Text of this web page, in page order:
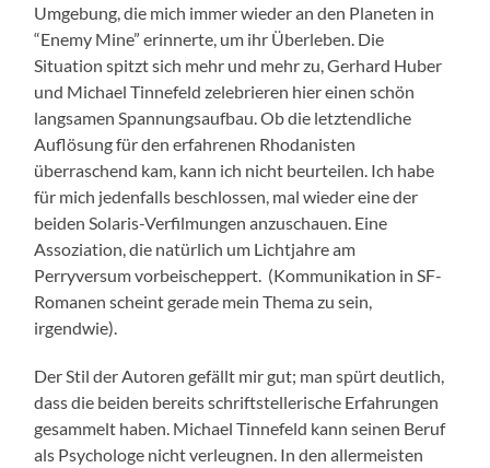
Umgebung, die mich immer wieder an den Planeten in
“Enemy Mine” erinnerte, um ihr Überleben. Die
Situation spitzt sich mehr und mehr zu, Gerhard Huber
und Michael Tinnefeld zelebrieren hier einen schön
langsamen Spannungsaufbau. Ob die letztendliche
Auflösung für den erfahrenen Rhodanisten
überraschend kam, kann ich nicht beurteilen. Ich habe
für mich jedenfalls beschlossen, mal wieder eine der
beiden Solaris-Verfilmungen anzuschauen. Eine
Assoziation, die natürlich um Lichtjahre am
Perryversum vorbeischeppert. (Kommunikation in SF-
Romanen scheint gerade mein Thema zu sein,
irgendwie).
Der Stil der Autoren gefällt mir gut; man spürt deutlich,
dass die beiden bereits schriftstellerische Erfahrungen
gesammelt haben. Michael Tinnefeld kann seinen Beruf
als Psychologe nicht verleugnen. In den allermeisten